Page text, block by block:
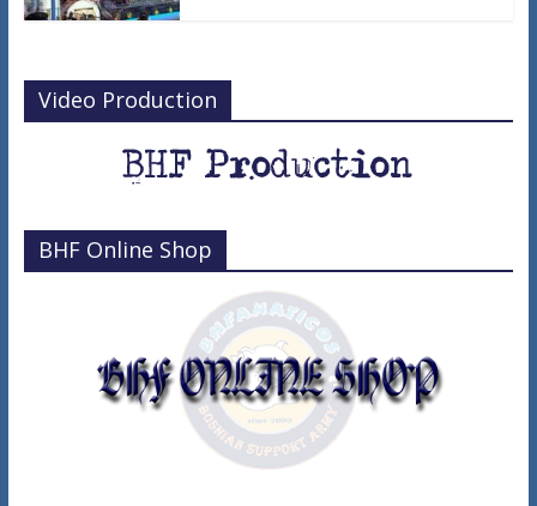
Video Production
BHF Online Shop